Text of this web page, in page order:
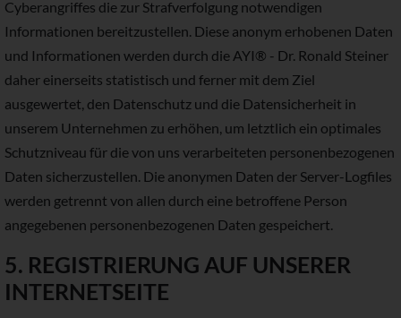
Cyberangriffes die zur Strafverfolgung notwendigen
Informationen bereitzustellen. Diese anonym erhobenen Daten
und Informationen werden durch die AYI® - Dr. Ronald Steiner
daher einerseits statistisch und ferner mit dem Ziel
ausgewertet, den Datenschutz und die Datensicherheit in
unserem Unternehmen zu erhöhen, um letztlich ein optimales
Schutzniveau für die von uns verarbeiteten personenbezogenen
Daten sicherzustellen. Die anonymen Daten der Server-Logfiles
werden getrennt von allen durch eine betroffene Person
angegebenen personenbezogenen Daten gespeichert.
5. REGISTRIERUNG AUF UNSERER
INTERNETSEITE